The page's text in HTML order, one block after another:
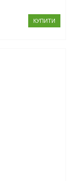
КУПИТИ